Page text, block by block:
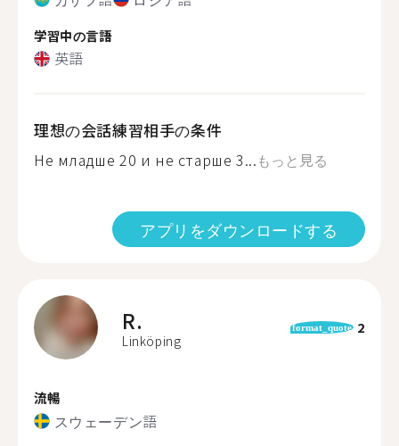
学習中の言語
英語
理想の会話練習相手の条件
Не младше 20 и не старше 3...もっと見る
アプリをダウンロードする
R.
Linköping
format_quote 2
流暢
スウェーデン語